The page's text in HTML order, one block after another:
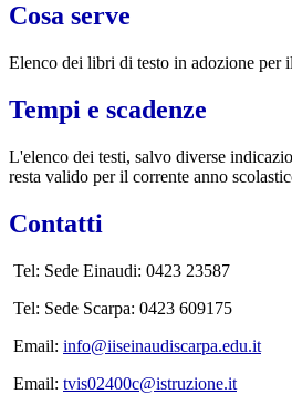
Cosa serve
Elenco dei libri di testo in adozione per
Tempi e scadenze
L'elenco dei testi, salvo diverse
resta valido per il corrente anno
Contatti
Tel: Sede Einaudi: 0423 23587
Tel: Sede Scarpa: 0423 609175
Email: info@iiseinaudiscarpa.edu.it
Email: tvis02400c@istruzione.it